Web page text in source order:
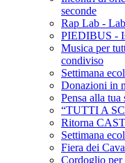
seconde
Rap Lab -
PIEDIBUS -
Musica per
condiviso
Settimana
Donazioni in
Pensa alla tua
“TUTTI A
Ritorna
Settimana
Fiera dei
Cordoglio per